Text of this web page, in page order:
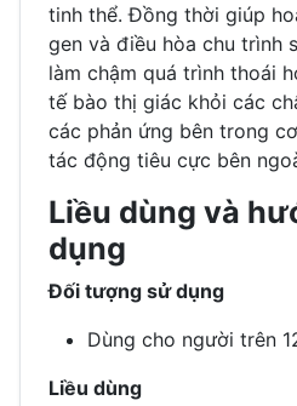
tinh thể. Đồng thời giúp
gen và điều hòa chu trình
làm chậm quá trình thoái
tế bào thị giác khỏi các
các phản ứng bên trong
tác động tiêu cực bên
Liều dùng và
dụng
Đối tượng sử dụng
Dùng cho người trên
Liều dùng